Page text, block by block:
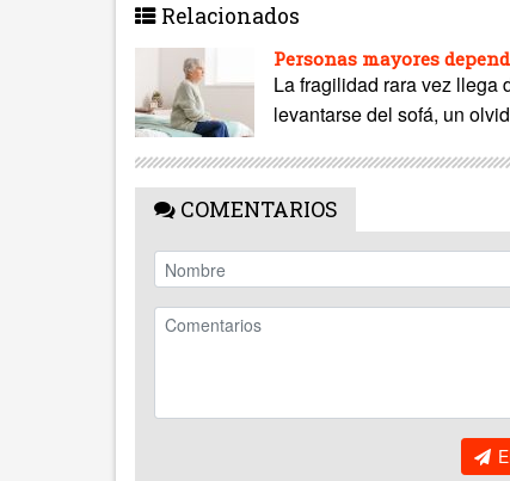
Relacionados
Personas mayores
La fragilidad rara vez llega
levantarse del sofá, un
COMENTARIOS